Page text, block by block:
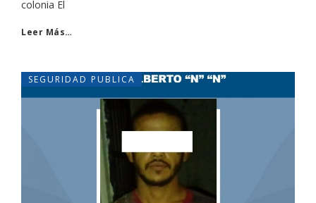
colonia El
Leer Más…
SEGURIDAD PUBLICA